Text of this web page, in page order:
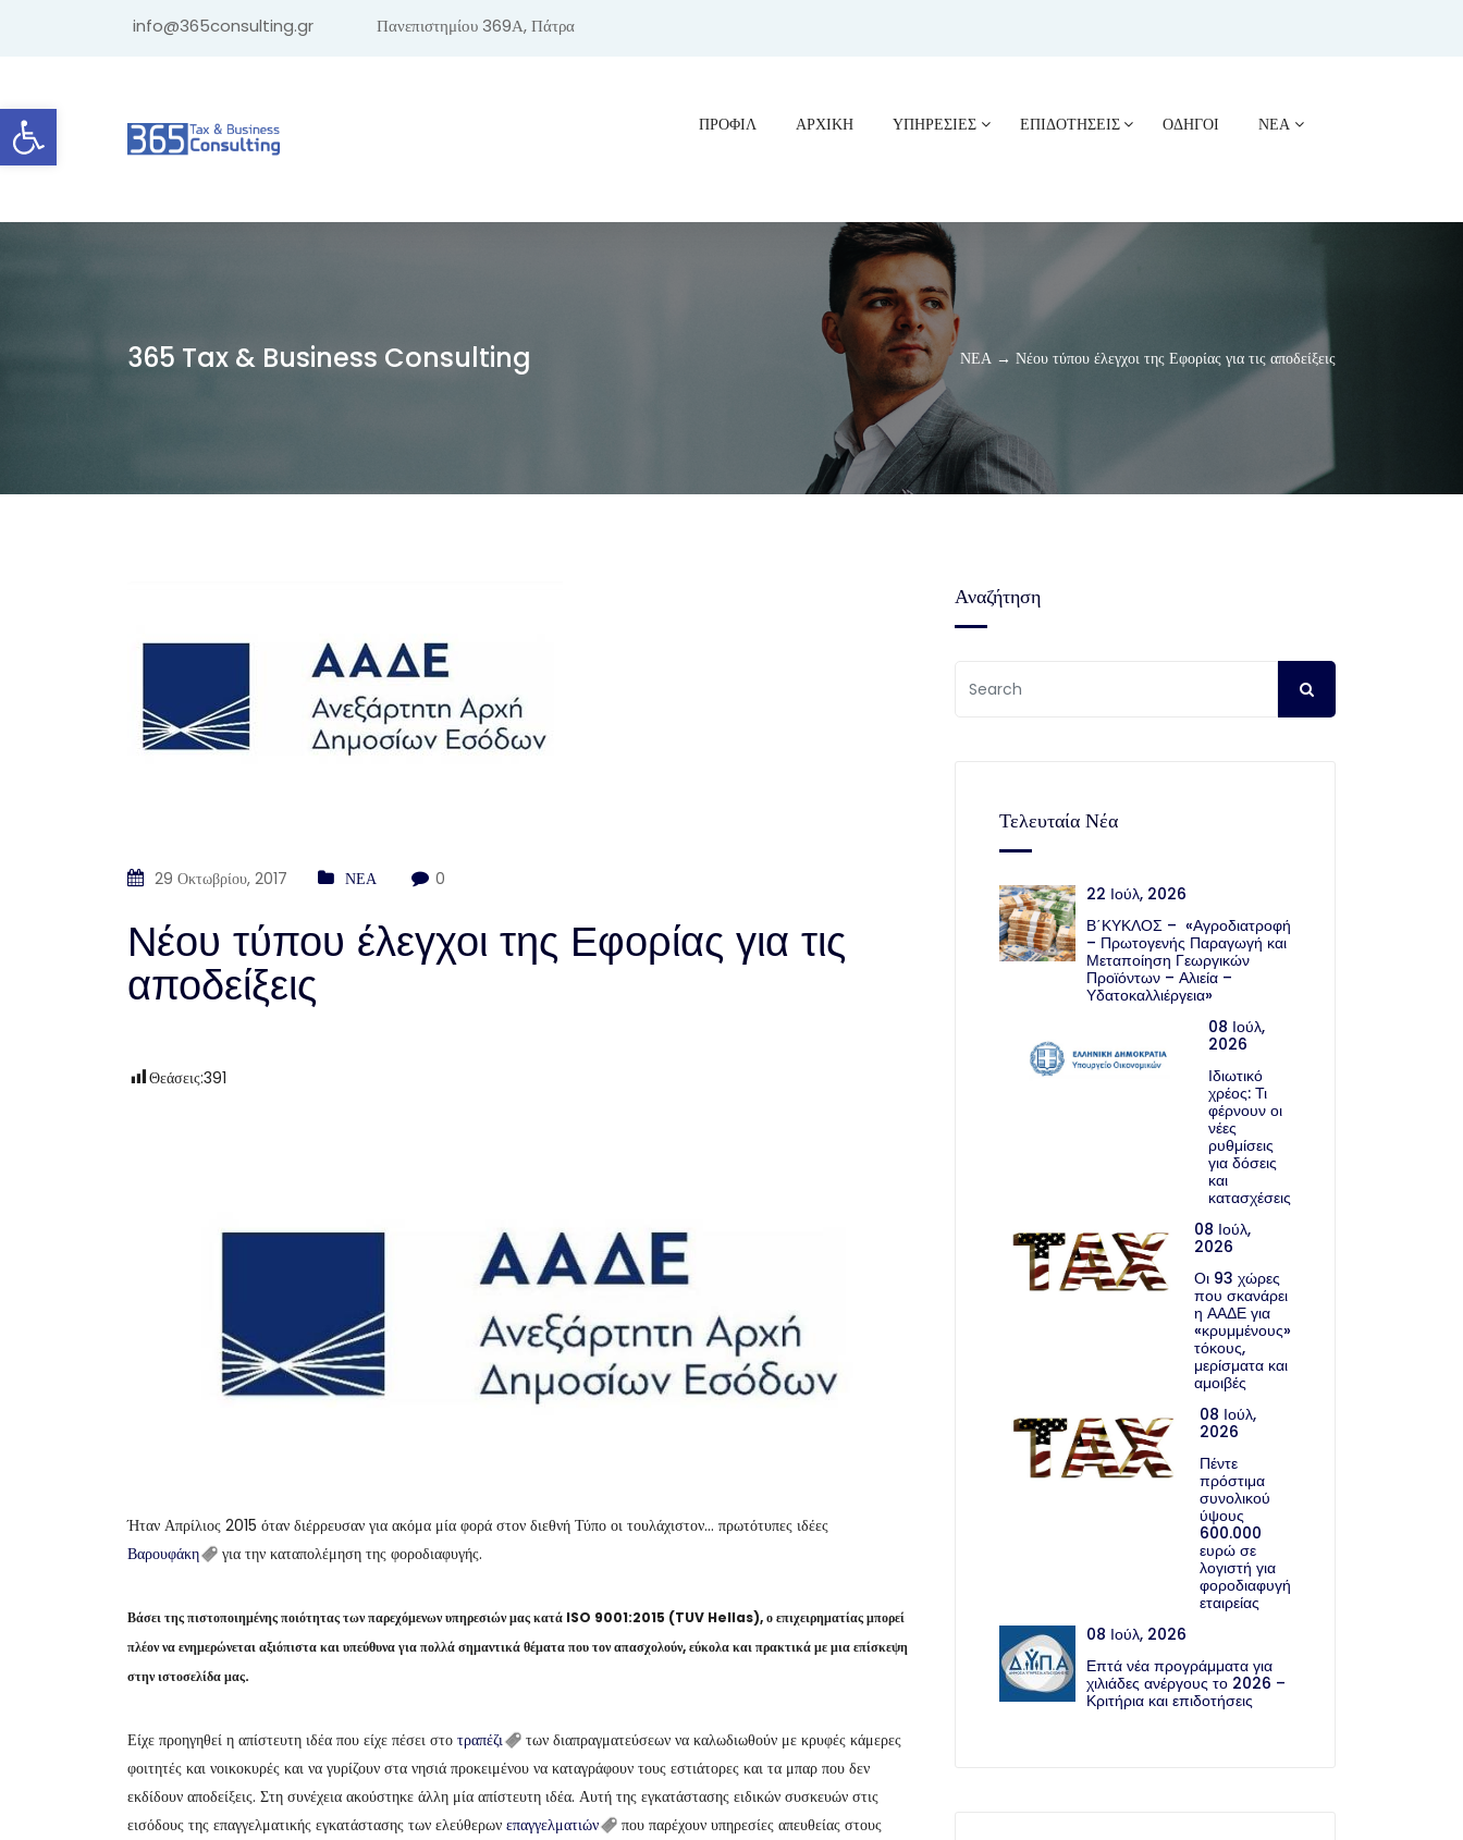
Ανοίξτε τη γραμμή εργαλείων
info@365consulting.gr Πανεπιστημίου 369Α, Πάτρα
ΠΡΟΦΊΛ ΑΡΧΙΚΗ ΥΠΗΡΕΣΙΕΣ ΕΠΙΔΟΤΗΣΕΙΣ ΟΔΗΓΟΙ ΝΕΑ
365 Tax & Business Consulting ΝΕΑ → Νέου τύπου έλεγχοι της Εφορίας για τις αποδείξεις
29 Οκτωβρίου, 2017 ΝΕΑ 0
Νέου τύπου έλεγχοι της Εφορίας για τις
αποδείξεις
Θεάσεις:391
Ήταν Απρίλιος 2015 όταν διέρρευσαν για ακόμα μία φορά στον διεθνή Τύπο οι τουλάχιστον… πρωτότυπες ιδέες
Βαρουφάκη
για την καταπολέμηση της φοροδιαφυγής.
Βάσει της πιστοποιημένης ποιότητας των παρεχόμενων υπηρεσιών μας κατά ISO 9001:2015 (TUV Hellas), ο επιχειρηματίας μπορεί
πλέον να ενημερώνεται αξιόπιστα και υπεύθυνα για πολλά σημαντικά θέματα που τον απασχολούν, εύκολα και πρακτικά με μια επίσκεψη
στην ιστοσελίδα μας.
Είχε προηγηθεί η απίστευτη ιδέα που είχε πέσει στο τραπέζι
των διαπραγματεύσεων να καλωδιωθούν με κρυφές κάμερες
φοιτητές και νοικοκυρές και να γυρίζουν στα νησιά προκειμένου να καταγράφουν τους εστιάτορες και τα μπαρ που δεν
εκδίδουν αποδείξεις. Στη συνέχεια ακούστηκε άλλη μία απίστευτη ιδέα. Αυτή της εγκατάστασης ειδικών συσκευών στις
εισόδους της επαγγελματικής εγκατάστασης των ελεύθερων επαγγελματιών
που παρέχουν υπηρεσίες απευθείας στους
Αναζήτηση
Τελευταία Νέα
22 Ιούλ, 2026
Β΄ΚΥΚΛΟΣ – «Αγροδιατροφή
– Πρωτογενής Παραγωγή και
Μεταποίηση Γεωργικών
Προϊόντων – Αλιεία –
Υδατοκαλλιέργεια»
08 Ιούλ,
2026
Ιδιωτικό
χρέος: Τι
φέρνουν οι
νέες
ρυθμίσεις
για δόσεις
και
κατασχέσεις
08 Ιούλ,
2026
Οι 93 χώρες
που σκανάρει
η ΑΑΔΕ για
«κρυμμένους»
τόκους,
μερίσματα και
αμοιβές
08 Ιούλ,
2026
Πέντε
πρόστιμα
συνολικού
ύψους
600.000
ευρώ σε
λογιστή για
φοροδιαφυγή
εταιρείας
08 Ιούλ, 2026
Επτά νέα προγράμματα για
χιλιάδες ανέργους το 2026 –
Κριτήρια και επιδοτήσεις